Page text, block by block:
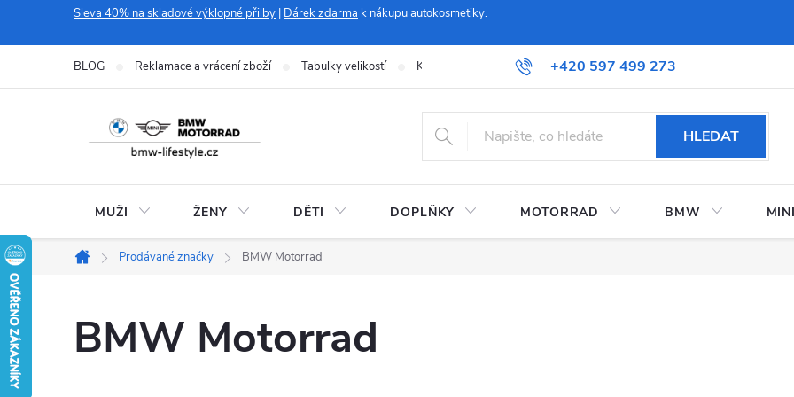
Sleva 40% na skladové výklopné přilby Dárek zdarma k nákupu autokosmetiky.
+420 597 499 273
BLOG Reklamace a vrácení zboží Tabulky velikostí Kontaktujte nás Obchodní podmínky a reklamační řád
HLEDAT
MUŽI ŽENY DĚTI DOPLŇKY MOTORRAD BMW MINI
Domů
Prodávané značky BMW Motorrad
BMW Motorrad